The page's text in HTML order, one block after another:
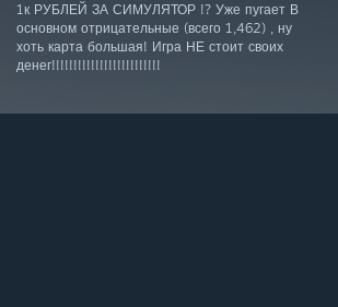
1к РУБЛЕЙ ЗА СИМУЛЯТОР !? Уже пугает В
основном отрицательные (всего 1,462) , ну
хоть карта большая! Игра НЕ стоит своих
денег!!!!!!!!!!!!!!!!!!!!!!!!!